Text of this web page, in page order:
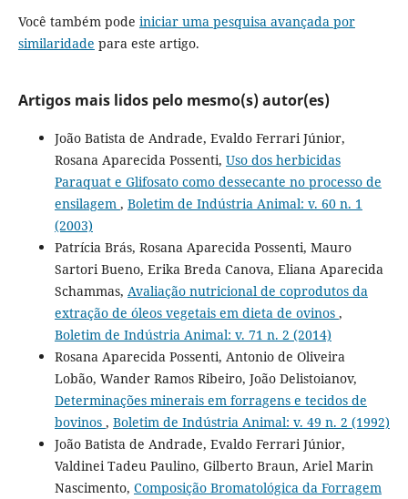
Você também pode iniciar uma pesquisa avançada por
similaridade para este artigo.
Artigos mais lidos pelo mesmo(s) autor(es)
João Batista de Andrade, Evaldo Ferrari Júnior,
Rosana Aparecida Possenti, Uso dos herbicidas
Paraquat e Glifosato como dessecante no processo de
ensilagem , Boletim de Indústria Animal: v. 60 n. 1
(2003)
Patrícia Brás, Rosana Aparecida Possenti, Mauro
Sartori Bueno, Erika Breda Canova, Eliana Aparecida
Schammas, Avaliação nutricional de coprodutos da
extração de óleos vegetais em dieta de ovinos ,
Boletim de Indústria Animal: v. 71 n. 2 (2014)
Rosana Aparecida Possenti, Antonio de Oliveira
Lobão, Wander Ramos Ribeiro, João Delistoianov,
Determinações minerais em forragens e tecidos de
bovinos , Boletim de Indústria Animal: v. 49 n. 2 (1992)
João Batista de Andrade, Evaldo Ferrari Júnior,
Valdinei Tadeu Paulino, Gilberto Braun, Ariel Marin
Nascimento, Composição Bromatológica da Forragem